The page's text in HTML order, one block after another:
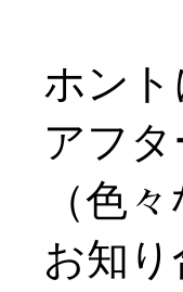
ホン
アフ
（色
お知